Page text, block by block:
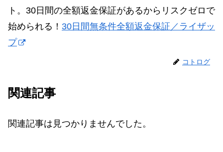
ト。30日間の全額返金保証があるからリスクゼロで
始められる！ 30日間無条件全額返金保証／ライザッ
プ
コトログ
関連記事
関連記事は見つかりませんでした。